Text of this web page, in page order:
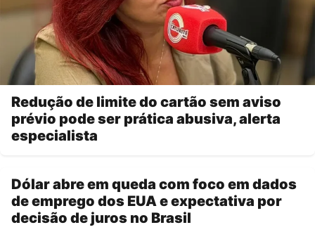
Redução de limite do cartão sem aviso
prévio pode ser prática abusiva, alerta
especialista
Dólar abre em queda com foco em dados
de emprego dos EUA e expectativa por
decisão de juros no Brasil